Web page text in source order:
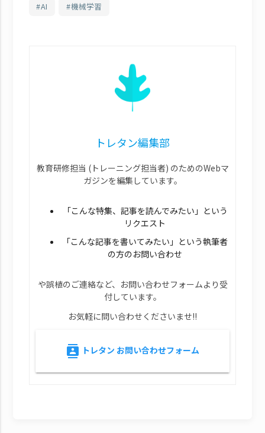
AI 機械学習
トレタン編集部
教育研修担当 (トレーニング担当者) のためのWebマ
ガジンを編集しています。
「こんな特集、記事を読んでみたい」という
リクエスト
「こんな記事を書いてみたい」という執筆者
の方のお問い合わせ
や誤植のご連絡など、お問い合わせフォームより受
付しています。
お気軽に問い合わせくださいませ!!
contacts トレタン お問い合わせフォーム